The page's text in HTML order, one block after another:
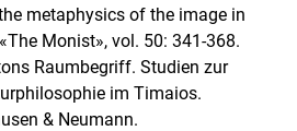
metaphysics of the image in
Monist», vol. 50: 341-368.
Raumbegriff. Studien zur
im Timaios.
& Neumann.